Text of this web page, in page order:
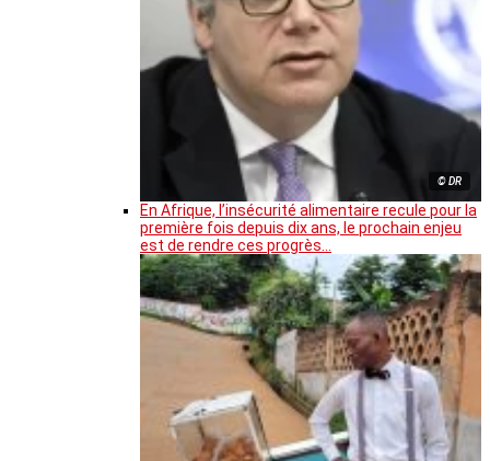
© DR
En Afrique, l’insécurité alimentaire recule pour la
première fois depuis dix ans, le prochain enjeu
est de rendre ces progrès…